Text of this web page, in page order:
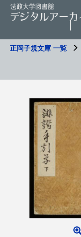
正岡子規文庫 一覧